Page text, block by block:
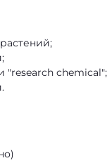
"research chemical";